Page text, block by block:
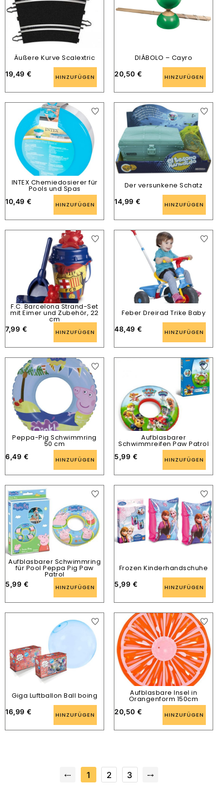
Äußere Kurve Scalextric
19,49 € HINZUFÜGEN
DIÁBOLO – Cayro
20,50 € HINZUFÜGEN
INTEX Chemiedosierer für
Pools und Spas
10,49 € HINZUFÜGEN
Der versunkene Schatz
14,99 € HINZUFÜGEN
F.C. Barcelona Strand-Set
mit Eimer und Zubehör, 22
cm
7,99 € HINZUFÜGEN
Feber Dreirad Trike Baby
48,49 € HINZUFÜGEN
Peppa-Pig Schwimmring
50 cm
6,49 € HINZUFÜGEN
Aufblasbarer
Schwimmreifen Paw Patrol
5,99 € HINZUFÜGEN
Aufblasbarer Schwimmring
für Pool Peppa Pig Paw
Patrol
5,99 € HINZUFÜGEN
Frozen Kinderhandschuhe
5,99 € HINZUFÜGEN
Giga Luftballon Ball boing
16,99 € HINZUFÜGEN
Aufblasbare Insel in
Orangenform 150cm
20,50 € HINZUFÜGEN
⤎ 1 2 3 ⤍